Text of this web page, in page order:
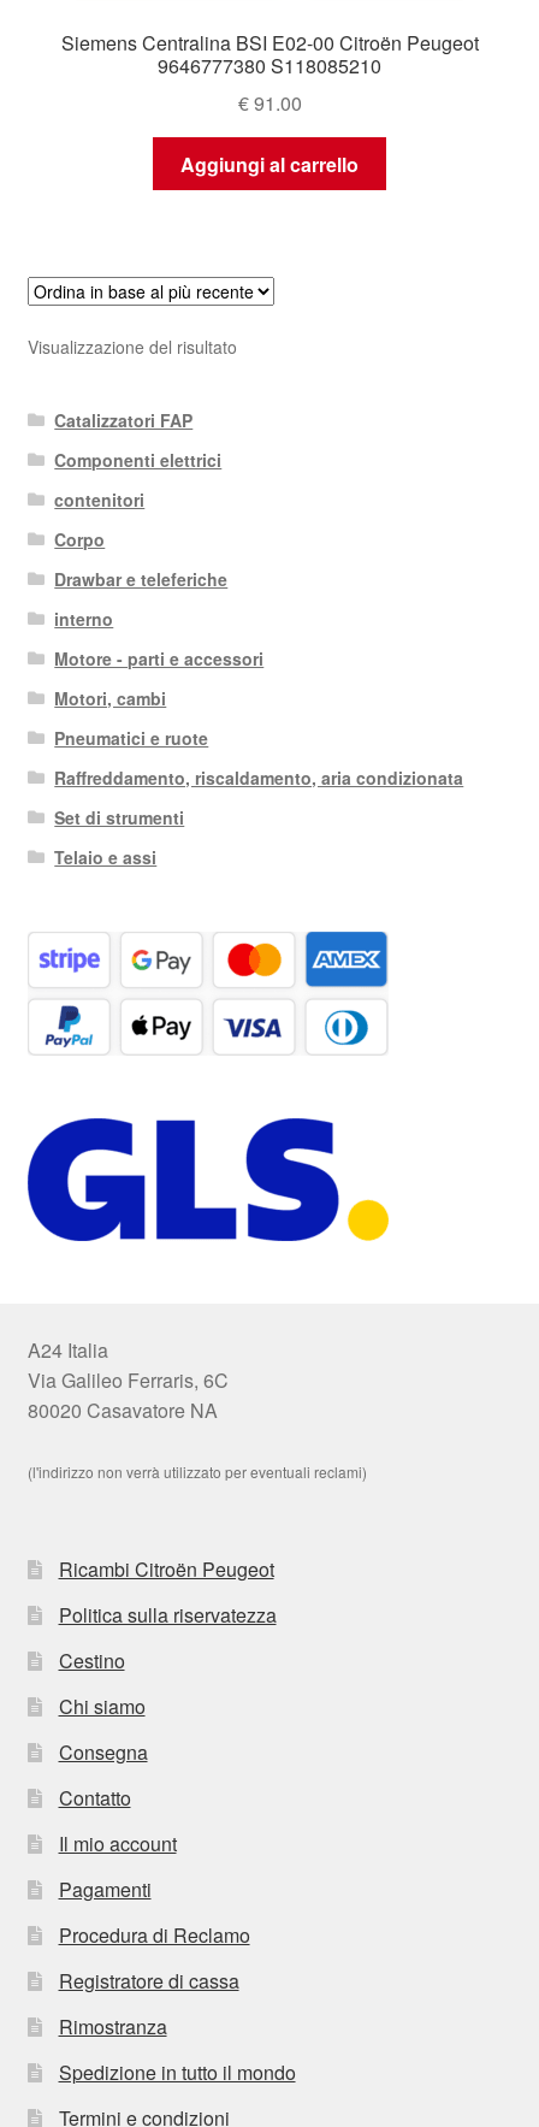
Siemens Centralina BSI E02-00 Citroën Peugeot
9646777380 S118085210
€91.00
Aggiungi al carrello
Visualizzazione del risultato
Catalizzatori FAP
Componenti elettrici
contenitori
Corpo
Drawbar e teleferiche
interno
Motore - parti e accessori
Motori, cambi
Pneumatici e ruote
Raffreddamento, riscaldamento, aria condizionata
Set di strumenti
Telaio e assi
A24 Italia
Via Galileo Ferraris, 6C
80020 Casavatore NA
(l'indirizzo non verrà utilizzato per eventuali reclami)
Ricambi Citroën Peugeot
Politica sulla riservatezza
Cestino
Chi siamo
Consegna
Contatto
Il mio account
Pagamenti
Procedura di Reclamo
Registratore di cassa
Rimostranza
Spedizione in tutto il mondo
Termini e condizioni